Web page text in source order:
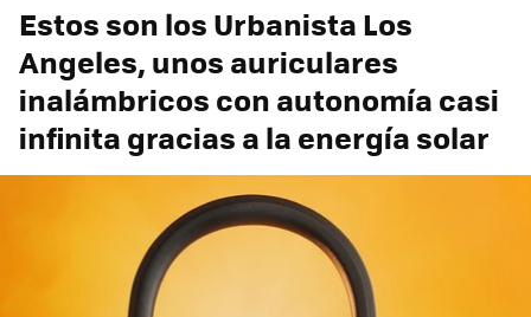
Estos son los Urbanista Los
Angeles, unos auriculares
inalámbricos con autonomía casi
infinita gracias a la energía solar